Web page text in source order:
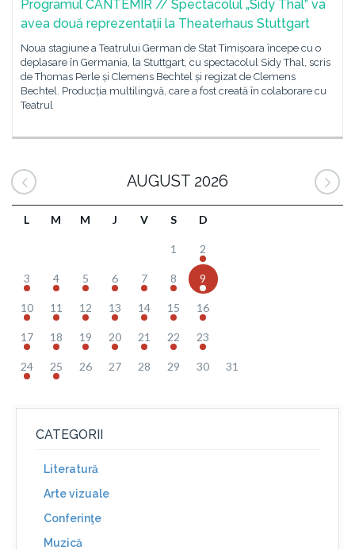
Programul CANTEMIR // Spectacolul „Sidy Thal” va
avea două reprezentații la Theaterhaus Stuttgart
Noua stagiune a Teatrului German de Stat Timișoara începe cu o
deplasare în Germania, la Stuttgart, cu spectacolul Sidy Thal, scris
de Thomas Perle și Clemens Bechtel și regizat de Clemens
Bechtel. Producția multilingvă, care a fost creată în colaborare cu
Teatrul
AUGUST 2026
L M M J V S D
1 2
3 4 5 6 7 8 9
10 11 12 13 14 15 16
17 18 19 20 21 22 23
24 25 26 27 28 29 30 31
CATEGORII
Literatură
Arte vizuale
Conferinţe
Muzică